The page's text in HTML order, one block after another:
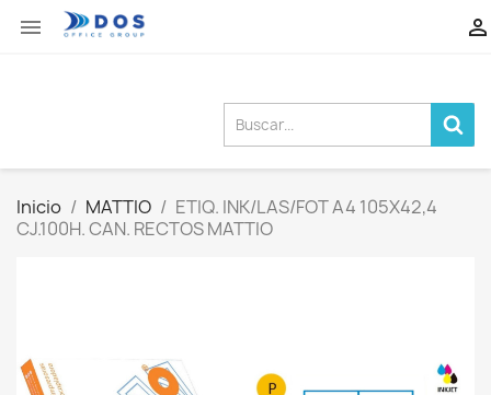
 
Inicio MATTIO
ETIQ. INK/LAS/FOT A4 105X42,4
CJ.100H. CAN. RECTOS MATTIO